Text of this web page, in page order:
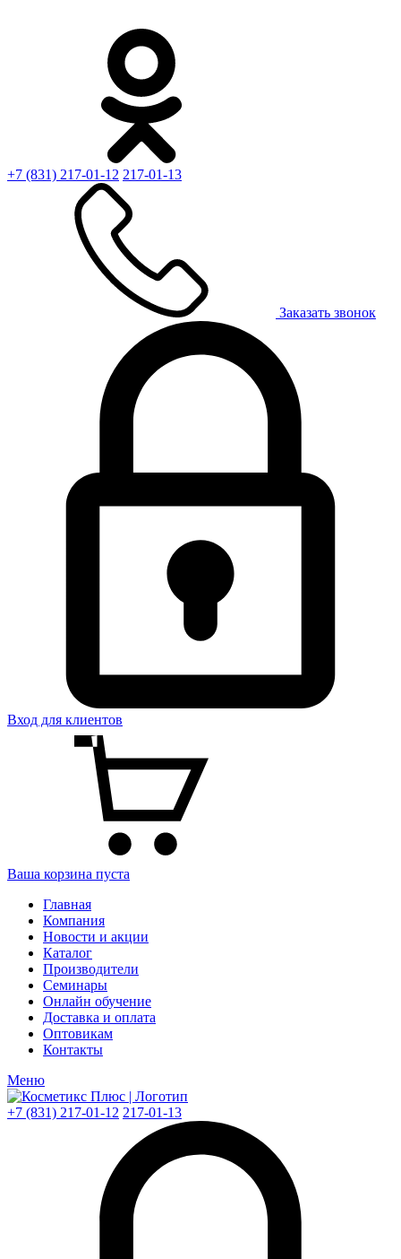
+7 (831) 217-01-12 217-01-13
Заказать звонок
Вход для клиентов
Ваша корзина пуста
Главная
Компания
Новости и акции
Каталог
Производители
Семинары
Онлайн обучение
Доставка и оплата
Оптовикам
Контакты
Меню
+7 (831) 217-01-12 217-01-13